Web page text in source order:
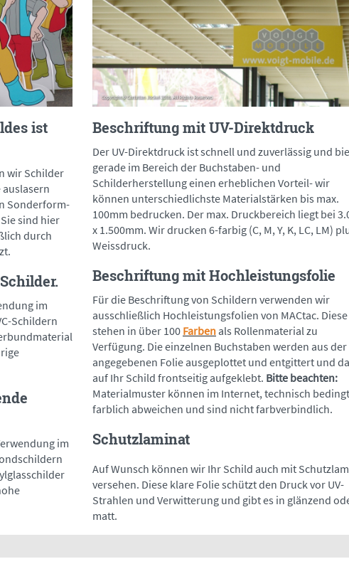
ist
wir Schilder
Sonderform-
sind hier
durch
im
Schildern
im
Beschriftung mit UV-Direktdruck
Der UV-Direktdruck ist schnell und zuverlässig und
gerade im Bereich der Buchstaben- und
Schilderherstellung einen erheblichen Vorteil- wir
können unterschiedlichste Materialstärken bis max.
100mm bedrucken. Der max. Druckbereich liegt bei
x 1.500mm. Wir drucken 6-farbig (C, M, Y, K, LC, LM)
Weissdruck.
Beschriftung mit Hochleistungsfolie
Für die Beschriftung von Schildern verwenden wir
ausschließlich Hochleistungsfolien von MACtac. Diese
stehen in über 100 Farben als Rollenmaterial zu
Verfügung. Die einzelnen Buchstaben werden aus der
angegebenen Folie ausgeplottet und entgittert und
auf Ihr Schild frontseitig aufgeklebt. Bitte beachten:
Materialmuster können im Internet, technisch bedingt
farblich abweichen und sind nicht farbverbindlich.
Schutzlaminat
Auf Wunsch können wir Ihr Schild auch mit
versehen. Diese klare Folie schützt den Druck vor UV-
Strahlen und Verwitterung und gibt es in glänzend
matt.